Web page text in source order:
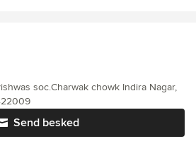
Send besked
soc.Charwak chowk Indira Nagar,